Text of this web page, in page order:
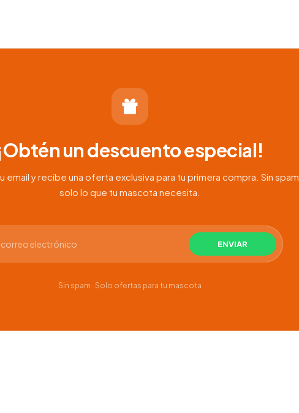
un descuento especial!
email y recibe una oferta exclusiva para tu primera compra. Sin spam,
solo lo que tu mascota necesita.
Sin spam · Solo ofertas para tu mascota